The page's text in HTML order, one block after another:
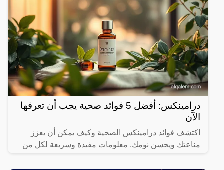
درامينكس: أفضل 5 فوائد صحية يجب أن تعرفها
الآن
اكتشف فوائد درامينكس الصحية وكيف يمكن أن يعزز
مناعتك ويحسن نومك. معلومات مفيدة وسريعة لكل من